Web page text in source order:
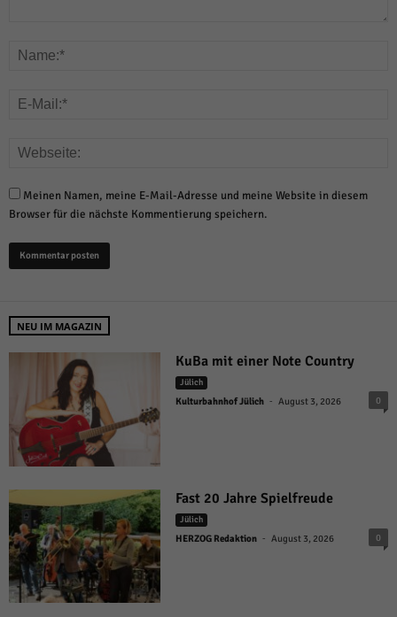
Meinen Namen, meine E-Mail-Adresse und meine Website in diesem
Browser für die nächste Kommentierung speichern.
NEU IM MAGAZIN
KuBa mit einer Note Country
Jülich
Kulturbahnhof Jülich - August 3, 2026 0
Fast 20 Jahre Spielfreude
Jülich
HERZOG Redaktion - August 3, 2026 0